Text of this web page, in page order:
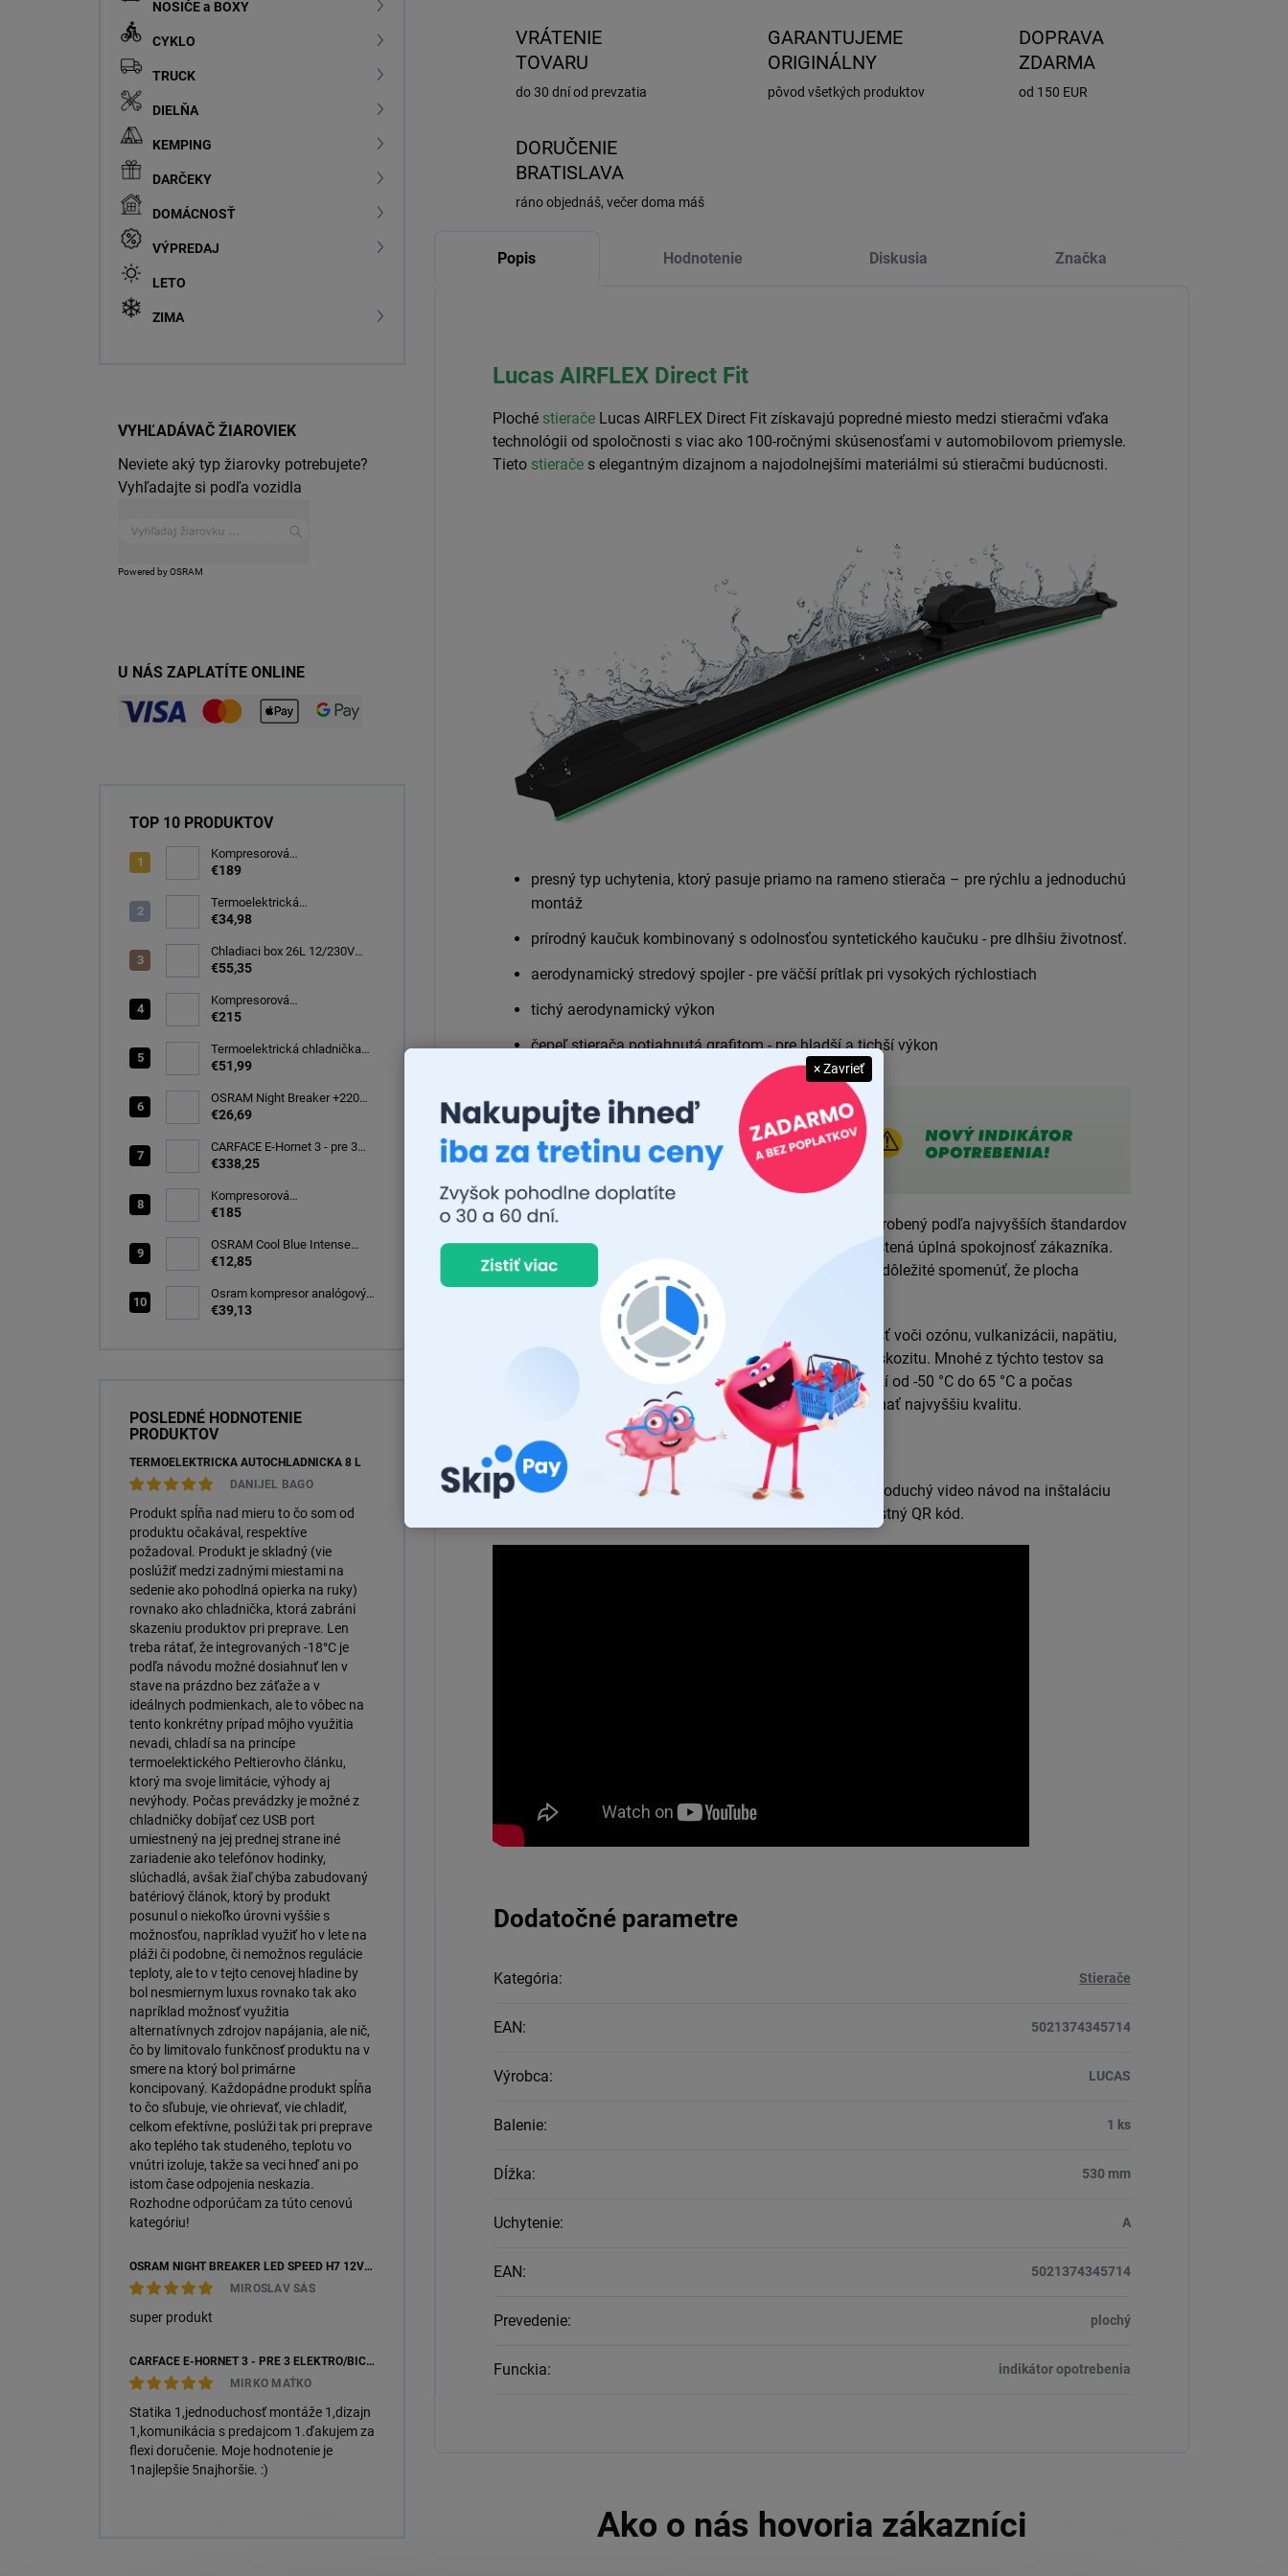
NOSIČE a BOXY
CYKLO
TRUCK
DIELŇA
KEMPING
DARČEKY
DOMÁCNOSŤ
VÝPREDAJ
LETO
ZIMA
VYHĽADÁVAČ ŽIAROVIEK
Neviete aký typ žiarovky potrebujete?
Vyhľadajte si podľa vozidla
Powered by OSRAM
U NÁS ZAPLATÍTE ONLINE
TOP 10 PRODUKTOV
Kompresorová
autochladnička 32 litrov, -20C
€189
Termoelektrická
autochladnička 8 l
€34,98
Chladiaci box 26L 12/230V
autochladnička, modrá
€55,35
Kompresorová
autochladnička 40 litrov, -22C
€215
Termoelektrická chladnička
CARFACE 29 litrov -20C
€51,99
OSRAM Night Breaker +220%
H7 PX26d 12V 55W BOX
€26,69
CARFACE E-Hornet 3 - pre 3
elektro/bicykle
€338,25
Kompresorová
autochladnička 25 litrov, -20C
€185
OSRAM Cool Blue Intense
(NEXT GEN) H7 PX26d 12V
(64210CBN-2HB)
€12,85
Osram kompresor analógový
s tesniacou hmotou opravná
€39,13
POSLEDNÉ HODNOTENIE
PRODUKTOV
TERMOELEKTRICKÁ AUTOCHLADNIČKA 8 L
DANIJEL BAGO
Produkt spĺňa nad mieru to čo som od
produktu očakával, respektíve
požadoval. Produkt je skladný (vie
poslúžiť medzi zadnými miestami na
sedenie ako pohodlná opierka na ruky)
rovnako ako chladnička, ktorá zabráni
skazeniu produktov pri preprave. Len
treba rátať, že integrovaných -18°C je
podľa návodu možné dosiahnuť len v
stave na prázdno bez záťaže a v
ideálnych podmienkach, ale to vôbec na
tento konkrétny prípad môjho využitia
nevadi, chladí sa na princípe
termoelektického Peltierovho článku,
ktorý ma svoje limitácie, výhody aj
nevýhody. Počas prevádzky je možné z
chladničky dobíjať cez USB port
umiestnený na jej prednej strane iné
zariadenie ako telefónov hodinky,
slúchadlá, avšak žiaľ chýba zabudovaný
batériový článok, ktorý by produkt
posunul o niekoľko úrovni vyššie s
možnosťou, napríklad využiť ho v lete na
pláži či podobne, či nemožnos regulácie
teploty, ale to v tejto cenovej hladine by
bol nesmiernym luxus rovnako tak ako
napríklad možnosť využitia
alternatívnych zdrojov napájania, ale nič,
čo by limitovalo funkčnosť produktu na v
smere na ktorý bol primárne
koncipovaný. Každopádne produkt spĺňa
to čo sľubuje, vie ohrievať, vie chladiť,
celkom efektívne, poslúži tak pri preprave
ako teplého tak studeného, teplotu vo
vnútri izoluje, takže sa veci hneď ani po
istom čase odpojenia neskazia.
Rozhodne odporúčam za túto cenovú
kategóriu!
OSRAM NIGHT BREAKER LED SPEED H7 12V 16W 6000K +450 % (64210DWNBSP450-2HB) – 2KS, ECOPACK
MIROSLAV SÁS
super produkt
CARFACE E-HORNET 3 - PRE 3 ELEKTRO/BICYKLE
MIRKO MAŤKO
Statika 1,jednoduchosť montáže 1,dizajn
1,komunikácia s predajcom 1.ďakujem za
flexi doručenie. Moje hodnotenie je
1najlepšie 5najhoršie. :)
VRÁTENIE
TOVARU
do 30 dní od prevzatia
GARANTUJEME
ORIGINÁLNY
pôvod všetkých produktov
DOPRAVA
ZDARMA
od 150 EUR
DORUČENIE
BRATISLAVA
ráno objednáš, večer doma máš
Popis Hodnotenie Diskusia Značka
Lucas AIRFLEX Direct Fit
Ploché stierače Lucas AIRFLEX Direct Fit získavajú popredné miesto medzi stieračmi vďaka
technológii od spoločnosti s viac ako 100-ročnými skúsenosťami v automobilovom priemysle.
Tieto stierače s elegantným dizajnom a najodolnejšími materiálmi sú stieračmi budúcnosti.
presný typ uchytenia, ktorý pasuje priamo na rameno stierača – pre rýchlu a jednoduchú
montáž
prírodný kaučuk kombinovaný s odolnosťou syntetického kaučuku - pre dlhšiu životnosť.
aerodynamický stredový spojler - pre väčší prítlak pri vysokých rýchlostiach
tichý aerodynamický výkon
čepeľ stierača potiahnutá grafitom - pre hladší a tichší výkon
Materiál stierača Lucas AIRFLEX Direct Fit je vybraný a vyrobený podľa najvyšších štandardov
a prísne testovaný v 8 kľúčových oblastiach, aby bola zaistená úplná spokojnosť zákazníka.
Každý prvok stierača vyniká v týchto prísnych testoch. Je dôležité spomenúť, že plocha
stierača ponúka flexibilitu počas celej životnosti čepele.
Vykonané testy zahŕňajú mokré a suché stieranie, odolnosť voči ozónu, vulkanizácii, napätiu,
starnutiu, reakciu na extrémne nízke teploty a nakoniec viskozitu. Mnohé z týchto testov sa
opakujú počas stoviek tisíc cyklov pri teplotách v rozmedzí od -50 °C do 65 °C a počas
mnohých dní, aby sa zabezpečilo, že každýstieračbude mať najvyššiu kvalitu.
Online inštruktážne videá
Naskenovaním QR kódu na krabici si prezrite rýchly a jednoduchý video návod na inštaláciu
pre konkrétne uchytenie. Každý typ uchytenia má svoj vlastný QR kód.
Dodatočné parametre
Kategória: Stierače
EAN: 5021374345714
Výrobca: LUCAS
Balenie: 1 ks
Dĺžka: 530 mm
Uchytenie: A
EAN: 5021374345714
Prevedenie: plochý
Funckia: indikátor opotrebenia
× Zavrieť